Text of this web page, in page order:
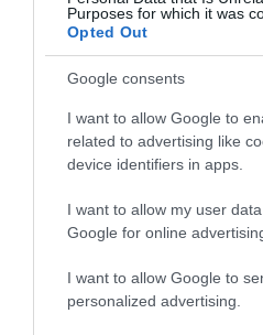
Purposes for which it was
Opted Out
Google consents
I want to allow Google to
related to advertising like
device identifiers in apps.
I want to allow my user
Google for online
I want to allow Google to
personalized advertising.
ÍGY VEHETJÜK
POLOSKA JELEIT A
Seeley hozzátette, hogy a
tovább nehezíti, hogy az
is életben maradhatnak
szerint a szálláshelyre
esetben átvizsgálni a
varrások, a címkék és a
Emellett az ágykeretet, a
éjjeliszekrényeket, a